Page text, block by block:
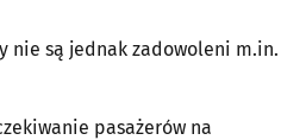
nie są jednak zadowoleni m.in.
pasażerów na